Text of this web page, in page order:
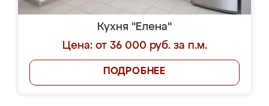
Кухня "Елена"
Цена: от 36 000 руб. за п.м.
ПОДРОБНЕЕ